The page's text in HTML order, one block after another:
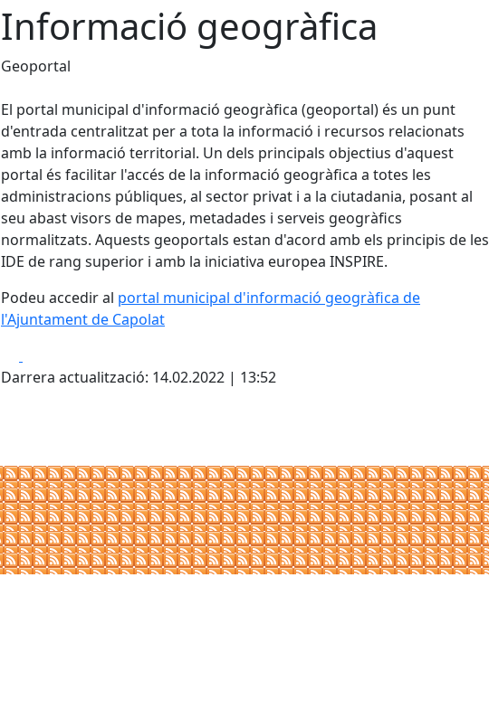
Informació geogràfica
Geoportal
El portal municipal d'informació geogràfica (geoportal) és un punt
d'entrada centralitzat per a tota la informació i recursos relacionats
amb la informació territorial. Un dels principals objectius d'aquest
portal és facilitar l'accés de la informació geogràfica a totes les
administracions públiques, al sector privat i a la ciutadania, posant al
seu abast visors de mapes, metadades i serveis geogràfics
normalitzats. Aquests geoportals estan d'acord amb els principis de les
IDE de rang superior i amb la iniciativa europea INSPIRE.
Podeu accedir al portal municipal d'informació geogràfica de
l'Ajuntament de Capolat
Darrera actualització: 14.02.2022 | 13:52